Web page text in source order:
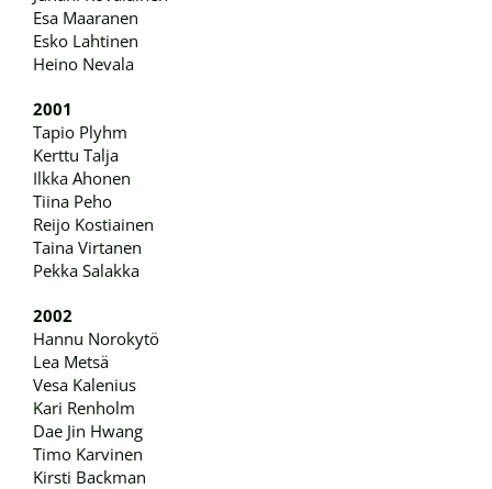
Esa Maaranen
Esko Lahtinen
Heino Nevala
2001
Tapio Plyhm
Kerttu Talja
Ilkka Ahonen
Tiina Peho
Reijo Kostiainen
Taina Virtanen
Pekka Salakka
2002
Hannu Norokytö
Lea Metsä
Vesa Kalenius
Kari Renholm
Dae Jin Hwang
Timo Karvinen
Kirsti Backman